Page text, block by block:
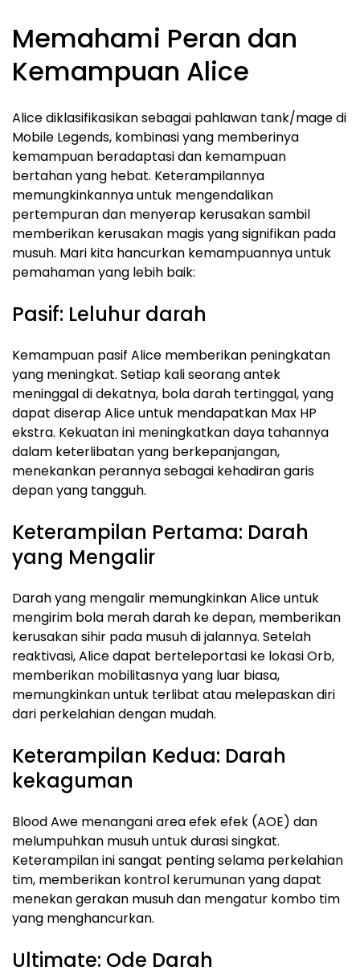
Memahami Peran dan
Kemampuan Alice
Alice diklasifikasikan sebagai pahlawan tank/mage di
Mobile Legends, kombinasi yang memberinya
kemampuan beradaptasi dan kemampuan
bertahan yang hebat. Keterampilannya
memungkinkannya untuk mengendalikan
pertempuran dan menyerap kerusakan sambil
memberikan kerusakan magis yang signifikan pada
musuh. Mari kita hancurkan kemampuannya untuk
pemahaman yang lebih baik:
Pasif: Leluhur darah
Kemampuan pasif Alice memberikan peningkatan
yang meningkat. Setiap kali seorang antek
meninggal di dekatnya, bola darah tertinggal, yang
dapat diserap Alice untuk mendapatkan Max HP
ekstra. Kekuatan ini meningkatkan daya tahannya
dalam keterlibatan yang berkepanjangan,
menekankan perannya sebagai kehadiran garis
depan yang tangguh.
Keterampilan Pertama: Darah
yang Mengalir
Darah yang mengalir memungkinkan Alice untuk
mengirim bola merah darah ke depan, memberikan
kerusakan sihir pada musuh di jalannya. Setelah
reaktivasi, Alice dapat berteleportasi ke lokasi Orb,
memberikan mobilitasnya yang luar biasa,
memungkinkan untuk terlibat atau melepaskan diri
dari perkelahian dengan mudah.
Keterampilan Kedua: Darah
kekaguman
Blood Awe menangani area efek efek (AOE) dan
melumpuhkan musuh untuk durasi singkat.
Keterampilan ini sangat penting selama perkelahian
tim, memberikan kontrol kerumunan yang dapat
menekan gerakan musuh dan mengatur kombo tim
yang menghancurkan.
Ultimate: Ode Darah